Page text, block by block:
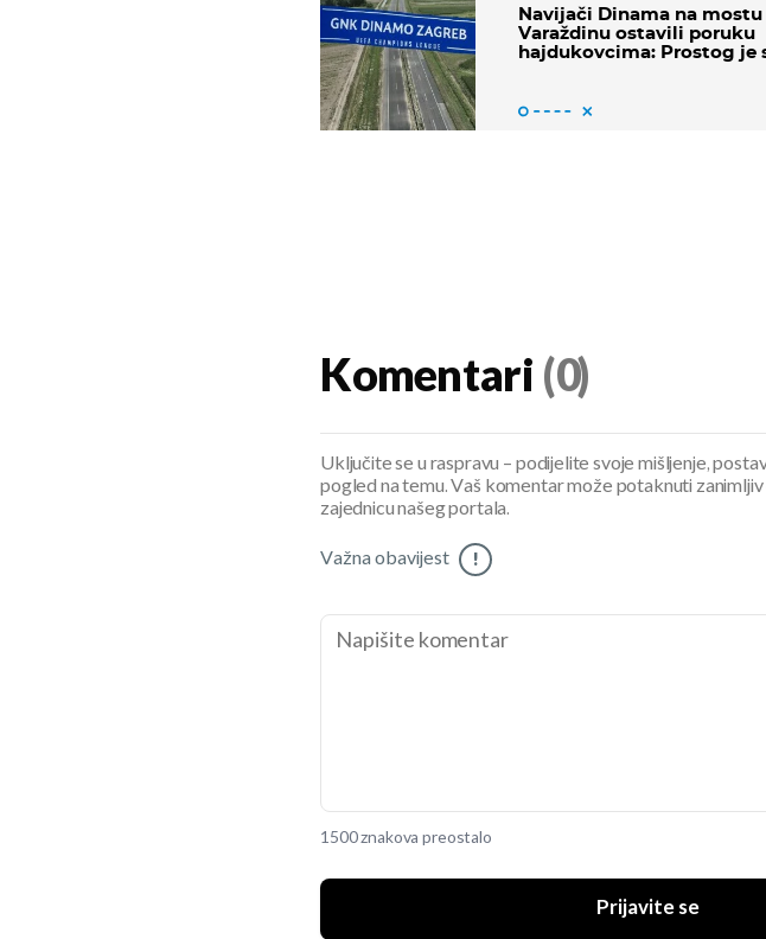
Navijači Dinama na
Varaždinu ostavili poruku
hajdukovcima: Prostog je
Komentari (0)
Uključite se u raspravu – podijelite svoje mišljenje,
pogled na temu. Vaš komentar može potaknuti
zajednicu našeg portala.
Važna obavijest !
1500 znakova preostalo
Prijavite se